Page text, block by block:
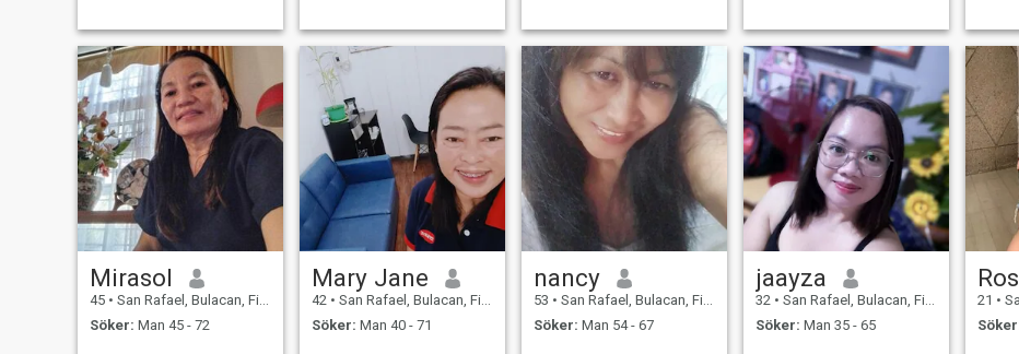
Mirasol
45 • San Rafael, Bulacan, Filippinerna
Söker: Man 45 - 72
Mary Jane
42 • San Rafael, Bulacan, Filippinerna
Söker: Man 40 - 71
nancy
53 • San Rafael, Bulacan, Filippinerna
Söker: Man 54 - 67
jaayza
32 • San Rafael, Bulacan, Filippinerna
Söker: Man 35 - 65
21 •